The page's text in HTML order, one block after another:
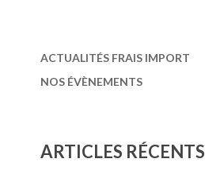
ACTUALITÉS FRAIS IMPORT
NOS ÉVÈNEMENTS
ARTICLES RÉCENTS